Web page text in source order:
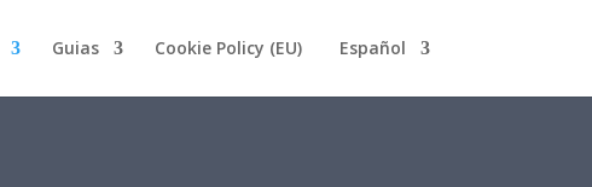
Guias Cookie Policy (EU) Español